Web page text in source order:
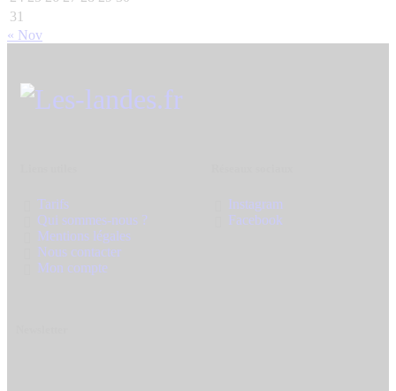
31
« Nov
Tarifs
Qui sommes-nous ?
Mentions légales
Nous contacter
Mon compte
Instagram
Facebook